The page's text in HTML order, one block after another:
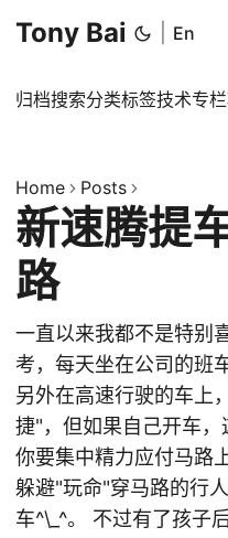
Tony Bai En
归档搜索分类标签技术专栏
Home Posts
新速腾提
路
一直以来我都不是特别
考，每天坐在公司的班
另外在高速行驶的车上
捷"，但如果自己开车
你要集中精力应付马路
躲避"玩命"穿马路的行
车^\_^。 不过有了孩子